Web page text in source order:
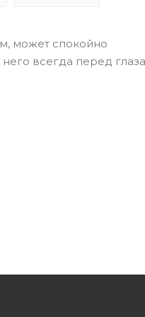
может спокойно
всегда перед